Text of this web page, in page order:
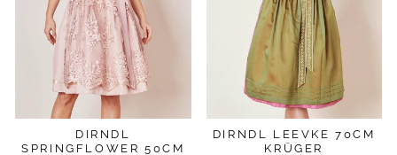
DIRNDL
SPRINGFLOWER 50CM
DIRNDL LEEVKE 70CM
KRÜGER